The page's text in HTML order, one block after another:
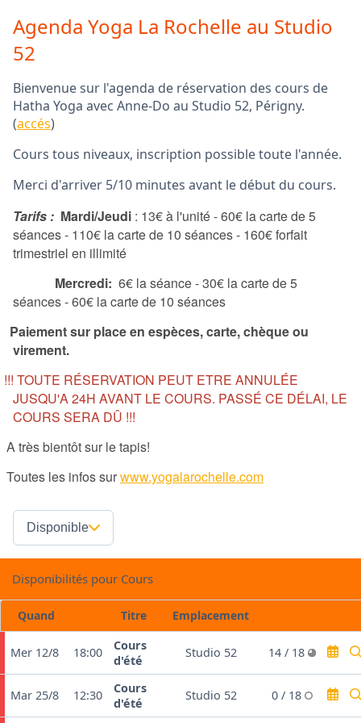
Agenda Yoga La Rochelle au Studio
52
Bienvenue sur l'agenda de réservation des cours de
Hatha Yoga avec Anne-Do au Studio 52, Périgny.
(accés)
Cours tous niveaux, inscription possible toute l'année.
Merci d'arriver 5/10 minutes avant le début du cours.
Tarifs : Mardi/Jeudi : 13€ à l'unité - 60€ la carte de 5
séances - 110€ la carte de 10 séances - 160€ forfait
trimestriel en illimité
6€ la séance - 30€ la carte de 5
séances - 60€ la carte de 10 séances
Paiement sur place en espèces, carte, chèque ou
virement.
!!! TOUTE RÉSERVATION PEUT ETRE ANNULÉE
JUSQU'A 24H AVANT LE COURS. PASSÉ CE DÉLAI, LE
COURS SERA DÛ !!!
A très bientôt sur le tapis!
les infos surwww.yogalarochelle.com
Disponible
Disponibilités pour Cours
Quand Titre Emplacement
Mer 12/8 18:00
Cours
d'été
Studio 52 14 / 18
Mar 25/8 12:30
Cours
d'été
Studio 52 0 / 18